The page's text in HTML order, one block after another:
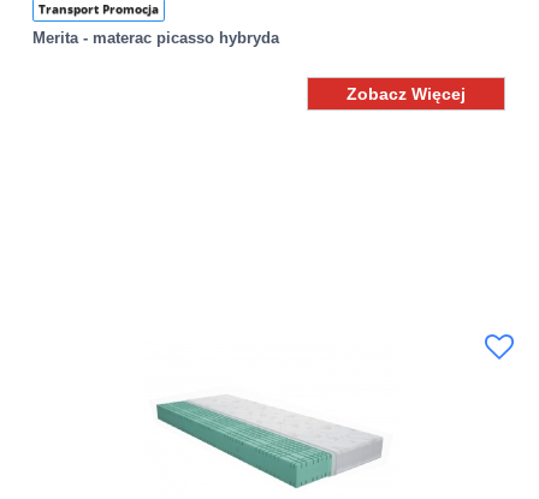
Transport Promocja
Merita - materac picasso hybryda
Zobacz Więcej